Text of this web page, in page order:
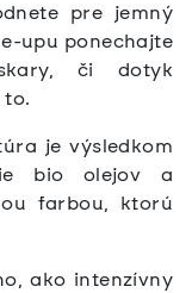
pre jemný
upu ponechajte
či dotyk
to.
je výsledkom
bio olejov a
farbou, ktorú
ako intenzívny